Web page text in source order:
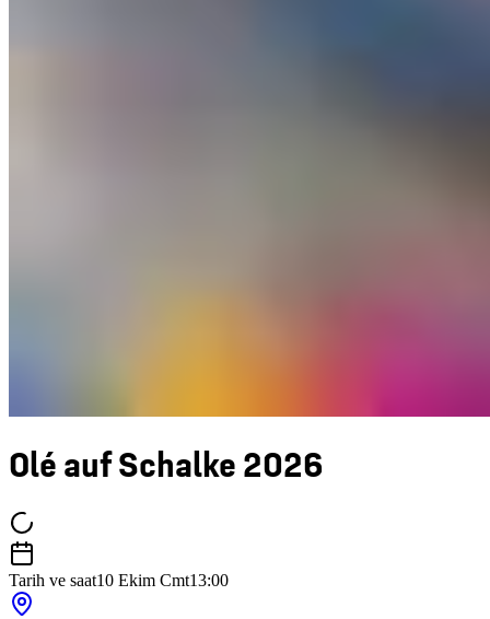
Olé auf Schalke 2026
Tarih ve saat10 Ekim Cmt13:00